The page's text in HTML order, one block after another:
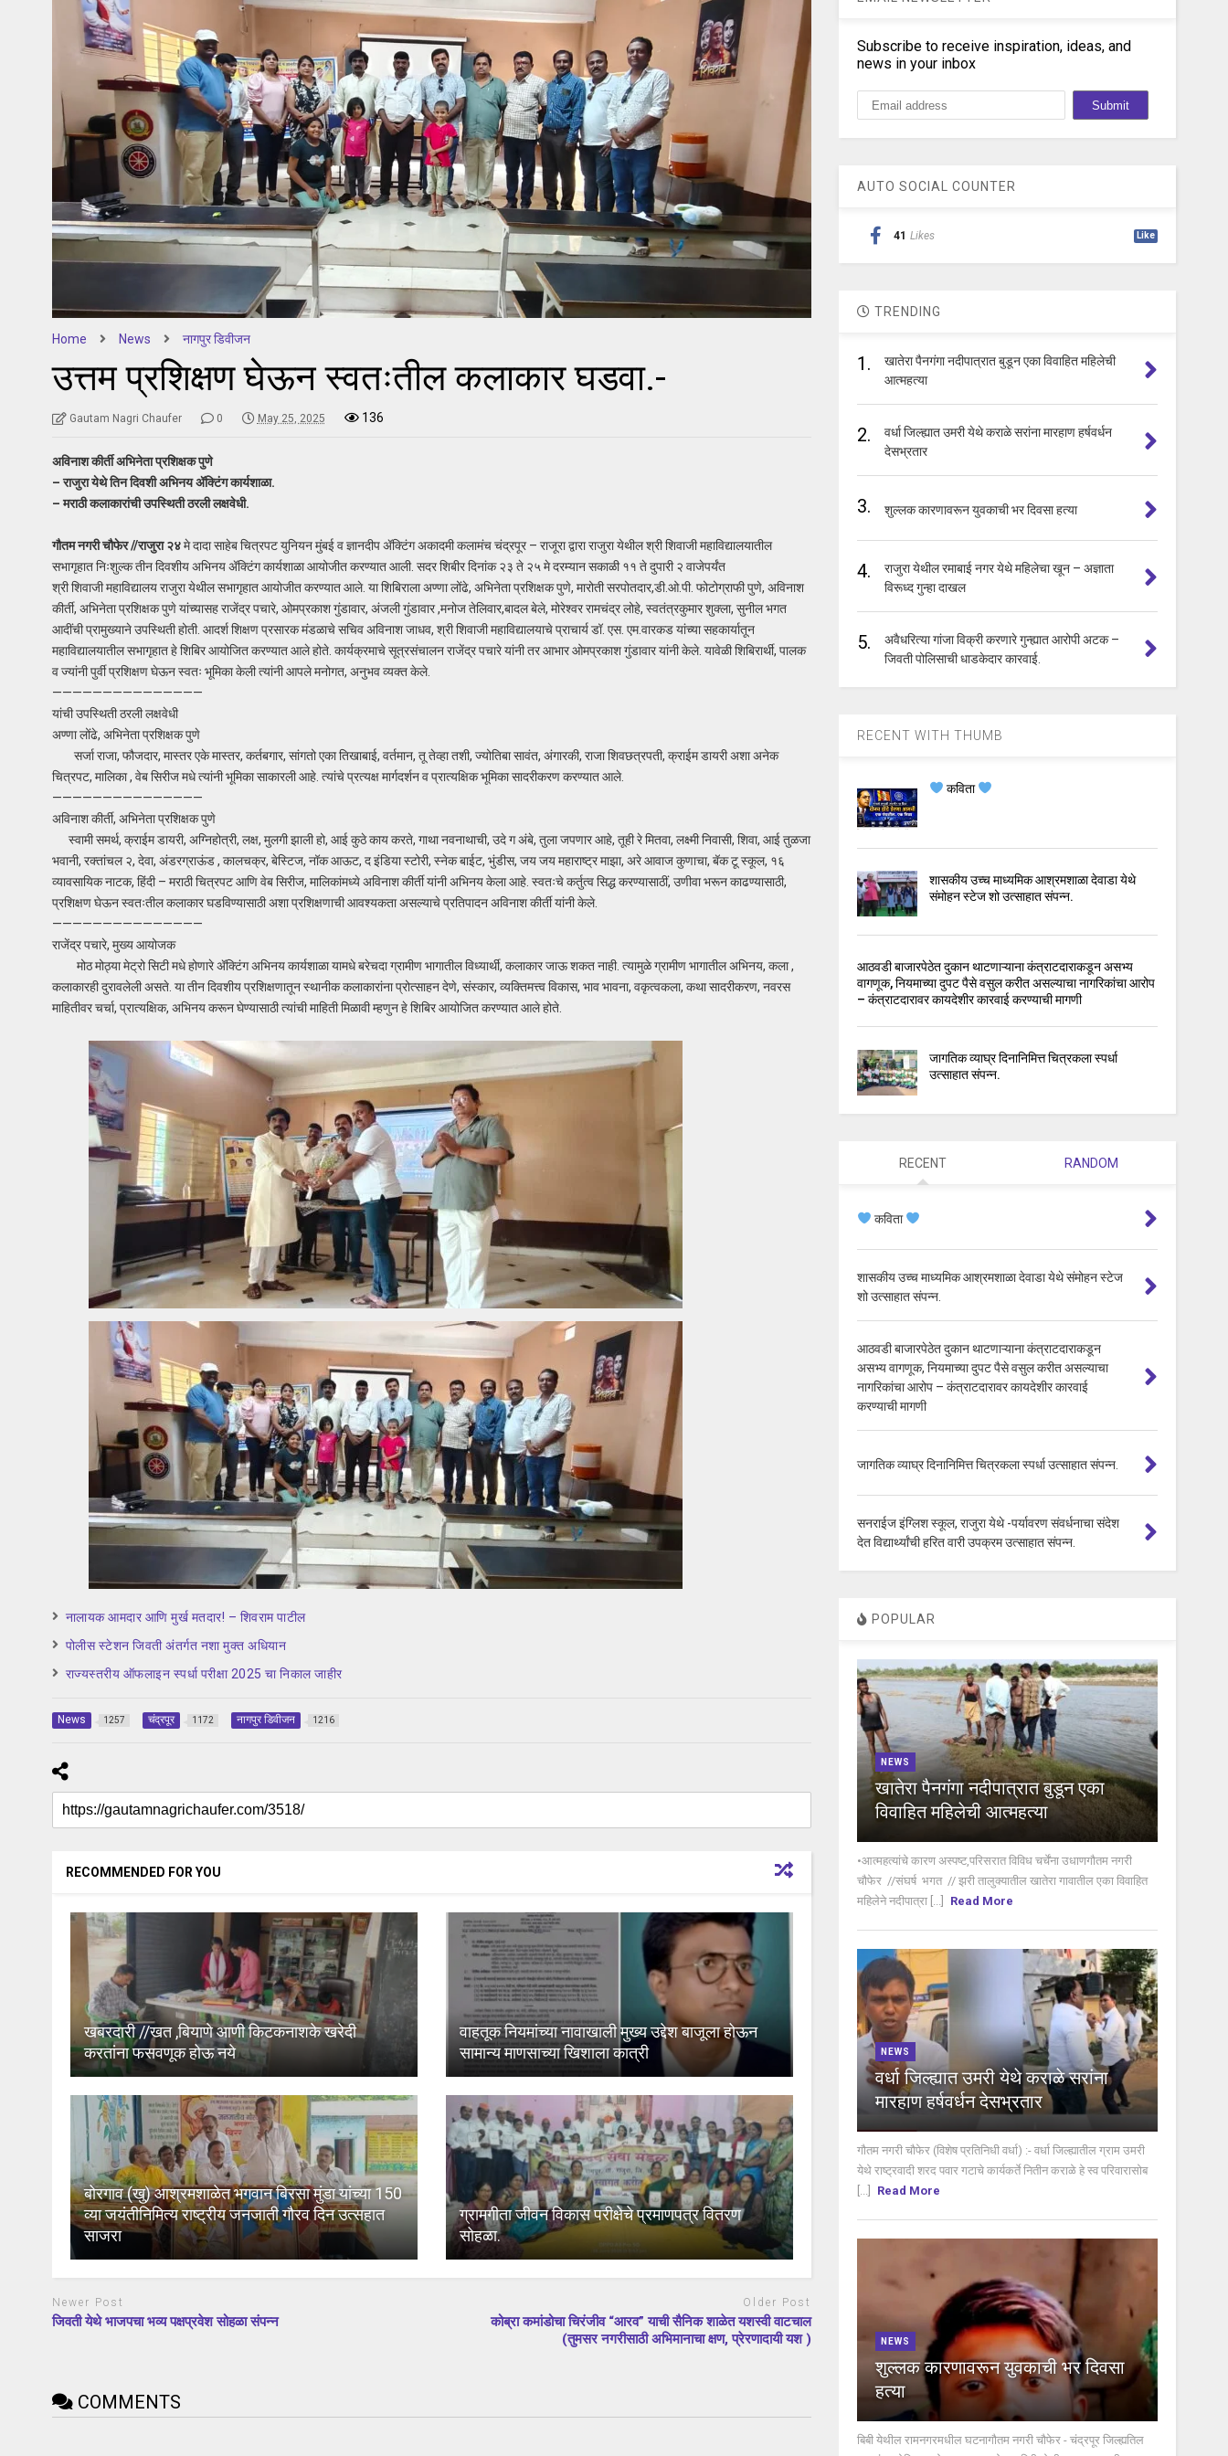
Home News नागपुर डिवीजन
उत्तम प्रशिक्षण घेऊन स्वतःतील कलाकार घडवा.-
Gautam Nagri Chaufer 0 May 25, 2025 136
अविनाश कीर्ती अभिनेता प्रशिक्षक पुणे
– राजुरा येथे तिन दिवशी अभिनय ॲक्टिंग कार्यशाळा.
– मराठी कलाकारांची उपस्थिती ठरली लक्षवेधी.
गौतम नगरी चौफेर //राजुरा २४मे दादा साहेब चित्रपट युनियन मुंबई व ज्ञानदीप ॲक्टिंग अकादमी कलामंच चंद्रपूर – राजूरा द्वारा राजुरा येथील श्री शिवाजी महाविद्यालयातील
सभागृहात निःशुल्क तीन दिवशीय अभिनय ॲक्टिंग कार्यशाळा आयोजीत करण्यात आली. सदर शिबीर दिनांक २३ ते २५ मे दरम्यान सकाळी ११ ते दुपारी २ वाजेपर्यंत
श्री शिवाजी महाविद्यालय राजुरा येथील सभागृहात आयोजीत करण्यात आले. या शिबिराला अण्णा लोंढे, अभिनेता प्रशिक्षक पुणे, मारोती सरपोतदार,डी.ओ.पी. फोटोग्राफी पुणे, अविनाश
कीर्ती, अभिनेता प्रशिक्षक पुणे यांच्यासह राजेंद्र पचारे, ओमप्रकाश गुंडावार, अंजली गुंडावार ,मनोज तेलिवार,बादल बेले, मोरेश्वर रामचंद्र लोहे, स्वतंत्रकुमार शुक्ला, सुनील भगत
आदींची प्रामुख्याने उपस्थिती होती. आदर्श शिक्षण प्रसारक मंडळाचे सचिव अविनाश जाधव, श्री शिवाजी महाविद्यालयाचे प्राचार्य डॉ. एस. एम.वारकड यांच्या सहकार्यातून
महाविद्यालयातील सभागृहात हे शिबिर आयोजित करण्यात आले होते. कार्यक्रमाचे सूत्रसंचालन राजेंद्र पचारे यांनी तर आभार ओमप्रकाश गुंडावार यांनी केले. यावेळी शिबिरार्थी, पालक
व ज्यांनी पुर्वी प्रशिक्षण घेऊन स्वतः भूमिका केली त्यांनी आपले मनोगत, अनुभव व्यक्त केले.
———————————————
यांची उपस्थिती ठरली लक्षवेधी
अण्णा लोंढे, अभिनेता प्रशिक्षक पुणे
सर्जा राजा, फौजदार, मास्तर एके मास्तर, कर्तबगार, सांगतो एका तिखाबाई, वर्तमान, तू तेव्हा तशी, ज्योतिबा सावंत, अंगारकी, राजा शिवछत्रपती, क्राईम डायरी अशा अनेक
चित्रपट, मालिका , वेब सिरीज मधे त्यांनी भूमिका साकारली आहे. त्यांचे प्रत्यक्ष मार्गदर्शन व प्रात्यक्षिक भूमिका सादरीकरण करण्यात आले.
———————————————
अविनाश कीर्ती, अभिनेता प्रशिक्षक पुणे
स्वामी समर्थ, क्राईम डायरी, अग्निहोत्री, लक्ष, मुलगी झाली हो, आई कुठे काय करते, गाथा नवनाथाची, उदे ग अंबे, तुला जपणार आहे, तूही रे मितवा, लक्ष्मी निवासी, शिवा, आई तुळजा
भवानी, रक्तांचल २, देवा, अंडरग्राऊंड , कालचक्र, बेस्टिज, नॉक आऊट, द इंडिया स्टोरी, स्नेक बाईट, भुंडीस, जय जय महाराष्ट्र माझा, अरे आवाज कुणाचा, बॅक टू स्कूल, १६
व्यावसायिक नाटक, हिंदी – मराठी चित्रपट आणि वेब सिरीज, मालिकांमध्ये अविनाश कीर्ती यांनी अभिनय केला आहे. स्वतःचे कर्तुत्व सिद्ध करण्यासाठीं, उणीवा भरून काढण्यासाठी,
प्रशिक्षण घेऊन स्वतःतील कलाकार घडविण्यासाठी अशा प्रशिक्षणाची आवश्यकता असल्याचे प्रतिपादन अविनाश कीर्ती यांनी केले.
———————————————
राजेंद्र पचारे, मुख्य आयोजक
मोठ मोठ्या मेट्रो सिटी मधे होणारे ॲक्टिंग अभिनय कार्यशाळा यामधे बरेचदा ग्रामीण भागातील विध्यार्थी, कलाकार जाऊ शकत नाही. त्यामुळे ग्रामीण भागातील अभिनय, कला ,
कलाकारही दुरावलेली असते. या तीन दिवशीय प्रशिक्षणातून स्थानीक कलाकारांना प्रोत्साहन देणे, संस्कार, व्यक्तिमत्त्व विकास, भाव भावना, वकृत्वकला, कथा सादरीकरण, नवरस
माहितीवर चर्चा, प्रात्यक्षिक, अभिनय करून घेण्यासाठी त्यांची माहिती मिळावी म्हणुन हे शिबिर आयोजित करण्यात आले होते.
नालायक आमदार आणि मुर्ख मतदार! – शिवराम पाटील
पोलीस स्टेशन जिवती अंतर्गत नशा मुक्त अधियान
राज्यस्तरीय ऑफलाइन स्पर्धा परीक्षा 2025 चा निकाल जाहीर
News 1257 चंद्रपूर 1172 नागपुर डिवीजन 1216
RECOMMENDED FOR YOU
खबरदारी //खत ,बियाणे आणी किटकनाशके खरेदी
करतांना फसवणूक होऊ नये
वाहतूक नियमांच्या नावाखाली मुख्य उद्देश बाजूला होऊन
सामान्य माणसाच्या खिशाला कात्री
बोरगाव (खु) आश्रमशाळेत भगवान बिरसा मुंडा यांच्या 150
व्या जयंतीनिमित्य राष्ट्रीय जनजाती गौरव दिन उत्सहात
साजरा
ग्रामगीता जीवन विकास परीक्षेचे प्रमाणपत्र वितरण
सोहळा.
Newer Post
जिवती येथे भाजपचा भव्य पक्षप्रवेश सोहळा संपन्न
Older Post
कोब्रा कमांडोचा चिरंजीव “आरव” याची सैनिक शाळेत यशस्वी वाटचाल
(तुमसर नगरीसाठी अभिमानाचा क्षण, प्रेरणादायी यश )
COMMENTS
Subscribe to receive inspiration, ideas, and
news in your inbox
AUTO SOCIAL COUNTER
41 Likes Like
TRENDING
1.
खातेरा पैनगंगा नदीपात्रात बुडून एका विवाहित महिलेची
आत्महत्या
2.
वर्धा जिल्ह्यात उमरी येथे कराळे सरांना मारहाण हर्षवर्धन
देसभ्रतार
3. शुल्लक कारणावरून युवकाची भर दिवसा हत्या
4.
राजुरा येथील रमाबाई नगर येथे महिलेचा खून – अज्ञाता
विरूध्द गुन्हा दाखल
5.
अवैधरित्या गांजा विक्री करणारे गुन्ह्यात आरोपी अटक –
जिवती पोलिसाची धाडकेदार कारवाई.
RECENT WITH THUMB
कविता
शासकीय उच्च माध्यमिक आश्रमशाळा देवाडा येथे
संमोहन स्टेज शो उत्साहात संपन्न.
आठवडी बाजारपेठेत दुकान थाटणाऱ्याना कंत्राटदाराकडून असभ्य
वागणूक, नियमाच्या दुपट पैसे वसुल करीत असल्याचा नागरिकांचा आरोप
– कंत्राटदारावर कायदेशीर कारवाई करण्याची मागणी
जागतिक व्याघ्र दिनानिमित्त चित्रकला स्पर्धा
उत्साहात संपन्न.
RECENT RANDOM
कविता
शासकीय उच्च माध्यमिक आश्रमशाळा देवाडा येथे संमोहन स्टेज
शो उत्साहात संपन्न.
आठवडी बाजारपेठेत दुकान थाटणाऱ्याना कंत्राटदाराकडून
असभ्य वागणूक, नियमाच्या दुपट पैसे वसुल करीत असल्याचा
नागरिकांचा आरोप – कंत्राटदारावर कायदेशीर कारवाई
करण्याची मागणी
जागतिक व्याघ्र दिनानिमित्त चित्रकला स्पर्धा उत्साहात संपन्न.
सनराईज इंग्लिश स्कूल, राजुरा येथे -पर्यावरण संवर्धनाचा संदेश
देत विद्यार्थ्यांची हरित वारी उपक्रम उत्साहात संपन्न.
POPULAR
NEWS
खातेरा पैनगंगा नदीपात्रात बुडून एका
विवाहित महिलेची आत्महत्या
•आत्महत्यांचे कारण अस्पष्ट,परिसरात विविध चर्चेंना उधाणगौतम नगरी
चौफेर //संघर्ष भगत // झरी तालुक्यातील खातेरा गावातील एका विवाहित
महिलेने नदीपात्रा [...]
Read More
NEWS
वर्धा जिल्ह्यात उमरी येथे कराळे सरांना
मारहाण हर्षवर्धन देसभ्रतार
गौतम नगरी चौफेर (विशेष प्रतिनिधी वर्धा) :- वर्धा जिल्ह्यातील ग्राम उमरी
येथे राष्ट्रवादी शरद पवार गटाचे कार्यकर्ते नितीन कराळे हे स्व परिवारासोब
Read More
NEWS
शुल्लक कारणावरून युवकाची भर दिवसा
हत्या
बिबी येथील रामनगरमधील घटनागौतम नगरी चौफेर - चंद्रपूर जिल्ह्यतिल